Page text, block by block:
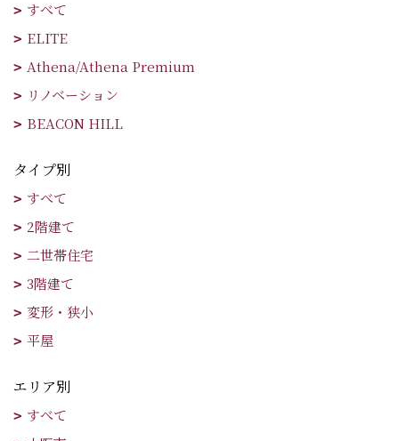
すべて
ELITE
Athena/Athena Premium
リノベーション
BEACON HILL
タイプ別
すべて
2階建て
二世帯住宅
3階建て
変形・狭小
平屋
エリア別
すべて